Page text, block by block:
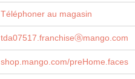
Téléphoner au magasin
tda07517.franchiseⓐmango.com
shop.mango.com/preHome.faces